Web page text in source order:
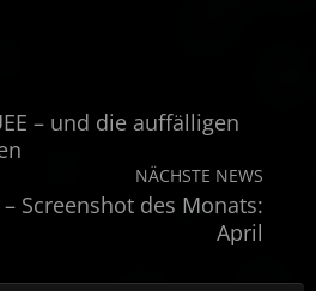
– und die auffälligen
NÄCHSTE NEWS
Screenshot des Monats:
April